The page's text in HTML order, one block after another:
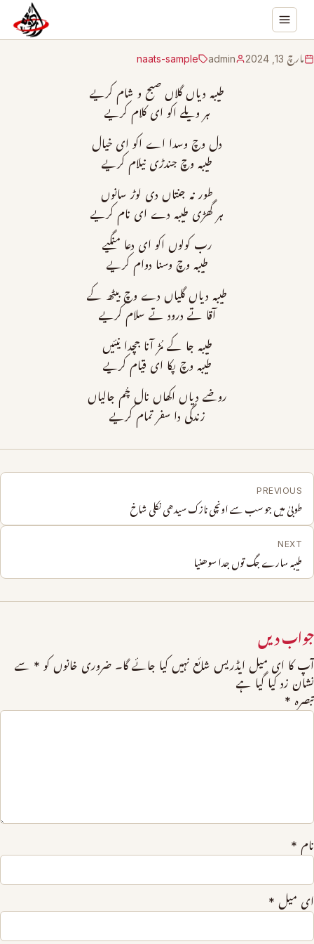
مارچ 13, 2024 admin
naats-sample
طیبہ دیاں گلاں صبح و شام کریے
ہر ویلے اکو ای کلام کریے
دل وچ وسدا اے اکو ای خیال
طیبہ وچ جندڑی نیلام کریے
طور نہ جنتاں دی لوڑ سانوں
ہر گھڑی طیبہ دے ای نام کریے
رب کولوں اکو ای دعا منگیے
طیبہ وچ وسنا دوام کریے
طیبہ دیاں گلیاں دے وچ بیٹھ کے
آقا تے درود تے سلام کریے
طیبہ جا کے مُڑ آنا جچدا نیئیں
طیبہ وچ پکا ای قیام کریے
روضے دیاں اکھاں نال چُم جالیاں
زندگی دا سفر تمام کریے
PREVIOUS
طوبیٰ میں جو سب سے اونچی نازک سیدھی نکلی شاخ
NEXT
طیبہ سارے جگ توں جدا سوھنیا
جواب دیں
آپ کا ای میل ایڈریس شائع نہیں کیا جائے گا۔ ضروری خانوں کو * سے
نشان زد کیا گیا ہے
تبصرہ *
نام *
ای میل *